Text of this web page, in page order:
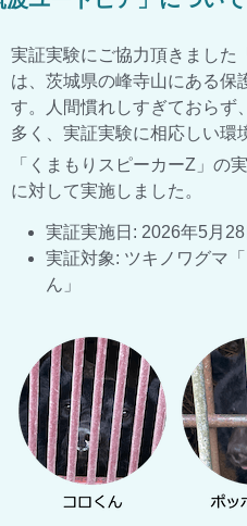
実証実験にご協力頂きました
は、茨城県の峰寺山にある保
す。人間慣れしすぎておらず
多く、実証実験に相応しい環
「くまもりスピーカーZ」の
に対して実施しました。
実証実施日: 2026年5月28
実証対象: ツキノワグマ
ん」